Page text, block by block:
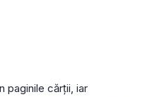
paginile cărții, iar